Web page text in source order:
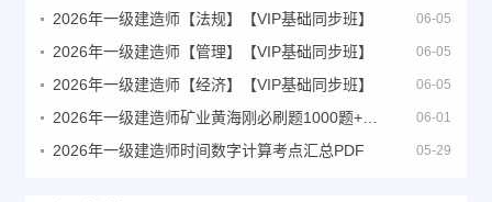
2026年一级建造师【法规】【VIP基础同步班】 06-05
2026年一级建造师【管理】【VIP基础同步班】 06-05
2026年一级建造师【经济】【VIP基础同步班】 06-05
06-01
2026年一级建造师时间数字计算考点汇总PDF 05-29